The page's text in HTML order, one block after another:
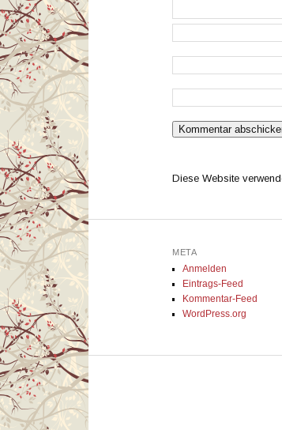
Diese Website
META
Anmelden
Eintrags-Feed
Kommentar-Feed
WordPress.org